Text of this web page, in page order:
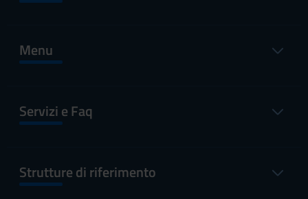
Menu
Servizi e Faq
Strutture di riferimento